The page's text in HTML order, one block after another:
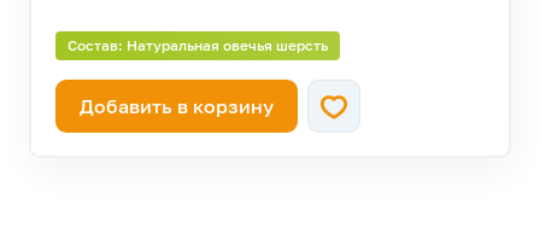
Состав: Натуральная овечья шерсть
Добавить в корзину